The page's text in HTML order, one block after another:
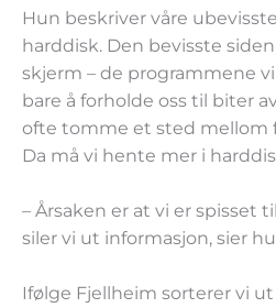
Hun beskriver våre
harddisk. Den bevisste
skjerm – de programmene
bare å forholde oss til biter
ofte tomme et sted mellom
Da må vi hente mer i
– Årsaken er at vi er spisset
siler vi ut informasjon, sier
Ifølge Fjellheim sorterer vi